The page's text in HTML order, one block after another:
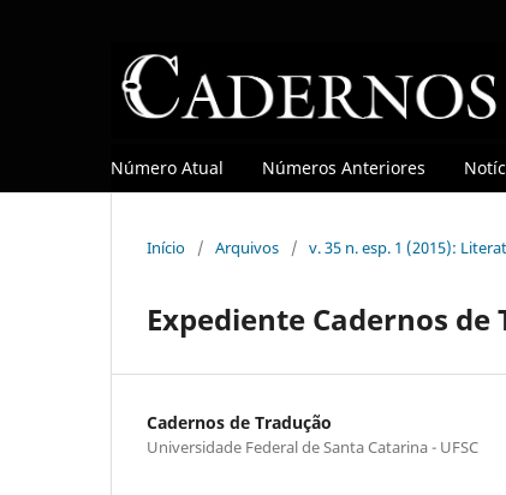
Número Atual Números Anteriores
Início / Arquivos / v. 35 n. esp. 1 (2015):
Expediente Cadernos de
Cadernos de Tradução
Universidade Federal de Santa Catarina - UFSC